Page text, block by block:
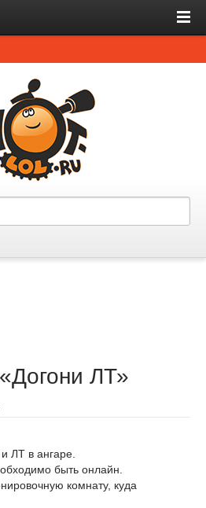
ЛТ»
ЛТ в ангаре.
быть онлайн.
комнату, куда